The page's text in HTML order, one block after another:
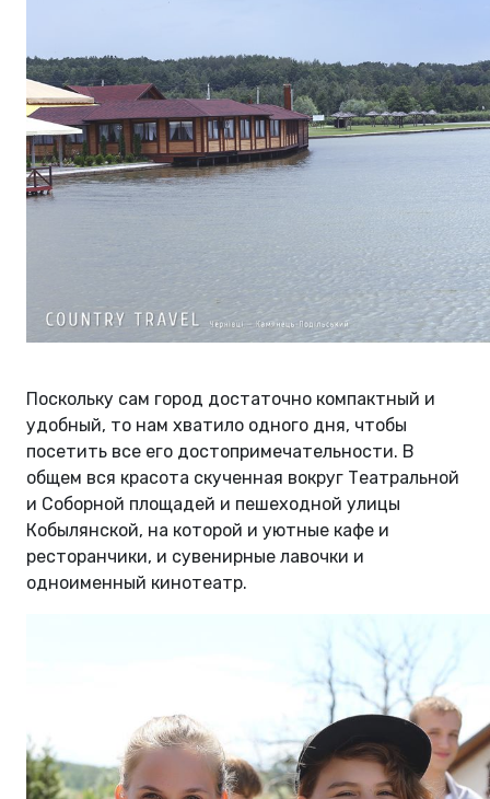
Поскольку сам город достаточно компактный и
удобный, то нам хватило одного дня, чтобы
посетить все его достопримечательности. В
общем вся красота скученная вокруг Театральной
и Соборной площадей и пешеходной улицы
Кобылянской, на которой и уютные кафе и
ресторанчики, и сувенирные лавочки и
одноименный кинотеатр.